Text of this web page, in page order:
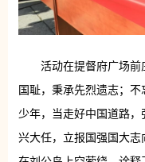
活动在提督府广场前
国耻，秉承先烈遗志；
少年，当走好中国道路
兴大任，立报国强国大志